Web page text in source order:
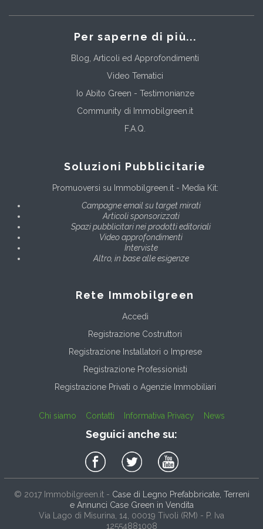
Per saperne di più...
Blog, Articoli ed Approfondimenti
Video Tematici
Io Abito Green - Testimonianze
Community di Immobilgreen.it
F.A.Q.
Soluzioni Pubblicitarie
Promuoversi su Immobilgreen.it - Media Kit:
Campagne email su target mirati
Articoli sponsorizzati
Spazi pubblicitari nei prodotti editoriali
Video approfondimenti
Interviste
Altro, in base alle esigenze
Rete Immobilgreen
Accedi
Registrazione Costruttori
Registrazione Installatori o Imprese
Registrazione Professionisti
Registrazione Privati o Agenzie Immobiliari
Chi siamo Contatti Informativa Privacy News
Seguici anche su:
© 2017 Immobilgreen.it- Case di Legno Prefabbricate, Terreni
e Annunci Case Green in Vendita
Via Lago di Misurina, 14 , 00019 Tivoli (RM) - P. Iva
12554881008